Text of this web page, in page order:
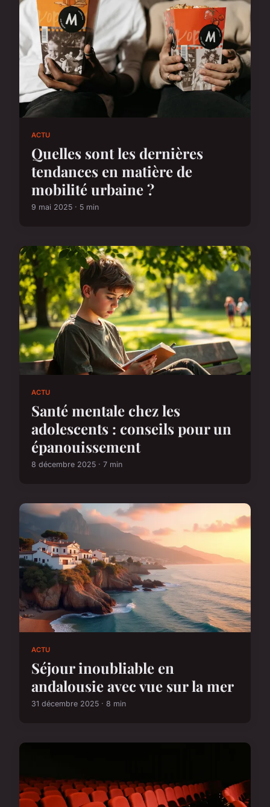
ACTU
Quelles sont les dernières
tendances en matière de
mobilité urbaine ?
9 mai 2025 · 5 min
ACTU
Santé mentale chez les
adolescents : conseils pour un
épanouissement
8 décembre 2025 · 7 min
ACTU
Séjour inoubliable en
andalousie avec vue sur la mer
31 décembre 2025 · 8 min